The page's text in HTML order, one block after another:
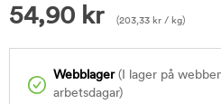
54,90 kr (203,33 kr / kg)
Webblager(I lager på
arbetsdagar)